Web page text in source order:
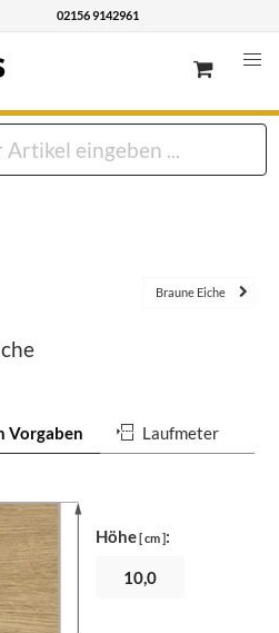
02156 9142961
Braune Eiche
Vorgaben Laufmeter
Höhe[ cm ]: